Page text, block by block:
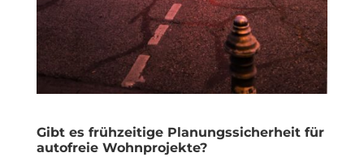
Gibt es frühzeitige Planungssicherheit für
autofreie Wohnprojekte?